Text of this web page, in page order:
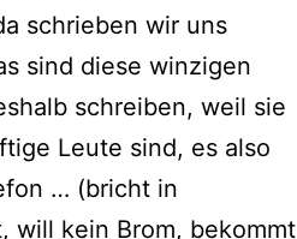
schrieben wir uns
sind diese winzigen
schreiben, weil sie
Leute sind, es also
… (bricht in
will kein Brom, bekommt